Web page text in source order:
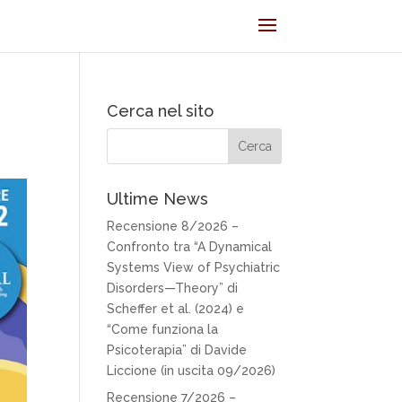
Cerca nel sito
Ultime News
Recensione 8/2026 –
Confronto tra “A Dynamical
Systems View of Psychiatric
Disorders—Theory” di
Scheffer et al. (2024) e
“Come funziona la
Psicoterapia” di Davide
Liccione (in uscita 09/2026)
Recensione 7/2026 –